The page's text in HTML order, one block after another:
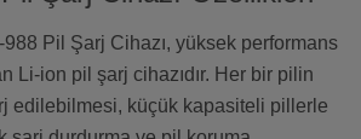
Pil Şarj Cihazı, yüksek performans
Li-ion pil şarj cihazıdır. Her bir pilin
edilebilmesi, küçük kapasiteli pillerle